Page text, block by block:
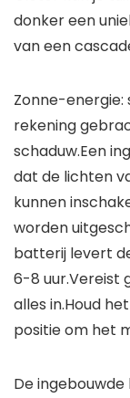
donker een
van een
Zonne-energie:
rekening
schaduw.Een
dat de lichten
kunnen
worden
batterij levert
6-8 uur.Vereist
alles in.Houd
positie om het
De